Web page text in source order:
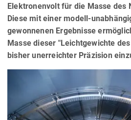
Elektronenvolt für die Masse des
Diese mit einer modell-
gewonnenen Ergebnisse
Masse dieser "Leichtgewichte
bisher unerreichter Präzision